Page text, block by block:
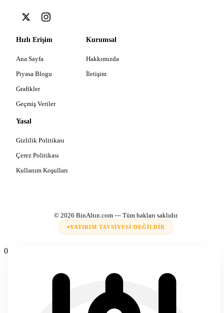
Hızlı Erişim
Ana Sayfa
Piyasa Blogu
Grafikler
Geçmiş Veriler
Kurumsal
Hakkımızda
İletişim
Yasal
Gizlilik Politikası
Çerez Politikası
Kullanım Koşulları
© 2026 BinAltın.com— Tüm hakları saklıdır.
YATIRIM TAVSIYESI DEĞILDIR
0